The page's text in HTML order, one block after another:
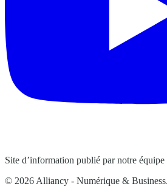
Site d’information publié par notre équipe
© 2026 Alliancy - Numérique &